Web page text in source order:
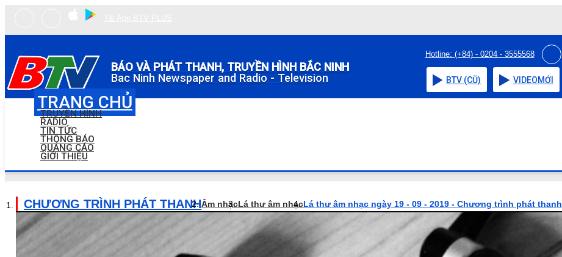
BÁO VÀ PHÁT THANH, TRUYỀN HÌNH BẮC NINH
Bac Ninh Newspaper and Radio - Television
Hotline: (+84) - 0204 - 3555568
BTV (CŨ) VIDEOMỚI
TRANG CHỦ
TRUYỀN HÌNH
RADIO
TIN TỨC
THÔNG BÁO
QUẢNG CÁO
GIỚI THIỆU
CHƯƠNG TRÌNH PHÁT THANHÂm nhạcLá thư âm nhạcLá thư âm nhạc ngày 19 - 09 - 2019 - Chương trình phát thanh